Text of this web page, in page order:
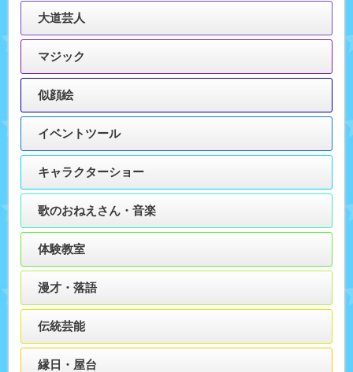
大道芸人
マジック
似顔絵
イベントツール
キャラクターショー
歌のおねえさん・音楽
体験教室
漫才・落語
伝統芸能
縁日・屋台